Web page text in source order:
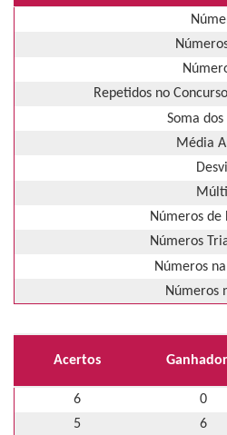
Repetidos no
Soma
Média
Números de
Números
Números
Números
Acertos
6 0
5
6